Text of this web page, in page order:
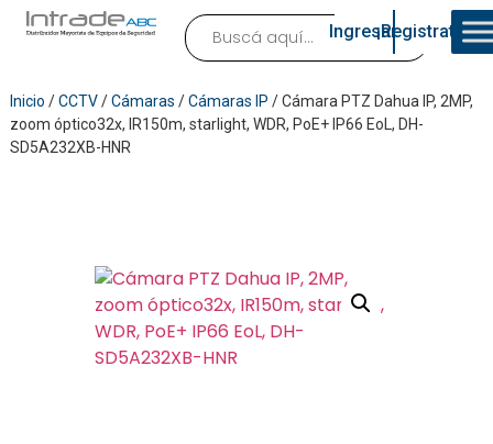
Ingresar¡Registrate!
Inicio /CCTV/Cámaras /Cámaras IP / Cámara PTZ Dahua IP, 2MP,
zoom óptico32x, IR150m, starlight, WDR, PoE+ IP66 EoL, DH-
SD5A232XB-HNR